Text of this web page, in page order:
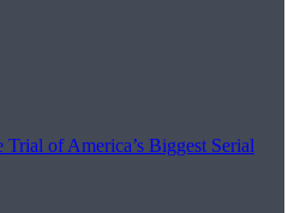
Trial of America’s Biggest Serial